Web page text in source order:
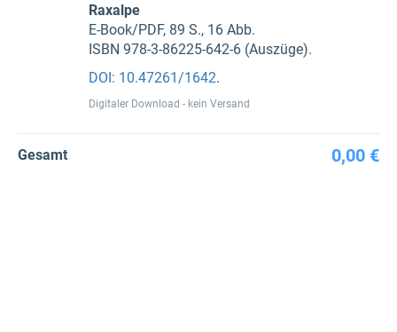
Raxalpe
E-Book/PDF, 89 S., 16 Abb.
ISBN 978-3-86225-642-6 (Auszüge).
DOI: 10.47261/1642.
Digitaler Download - kein Versand
Gesamt 0,00 €